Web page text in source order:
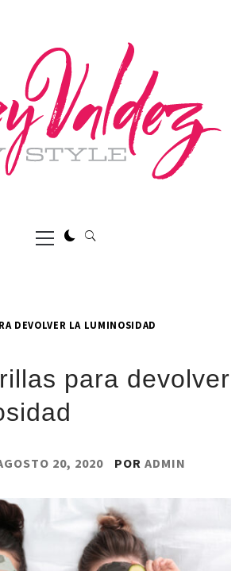
Menú
principal
DEVOLVER LA LUMINOSIDAD
para devolver
20, 2020 POR ADMIN